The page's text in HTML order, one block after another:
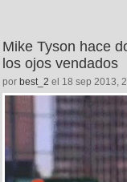
Mike Tyson hace
los ojos vendados
por best_2 el 18 sep 2013,